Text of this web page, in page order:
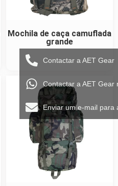
Mochila de caça camuflada
grande
Contactar a AET Gear
Contactar a AET Gear
Enviar um e-mail para